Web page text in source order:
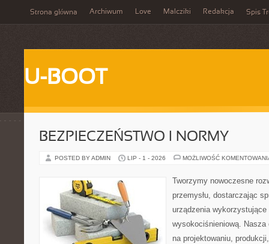
Strona główna Archiwum Love Malcziki Redakcja Spis
U-BOOT
BEZPIECZEŃSTWO I NORMY
POSTED BY ADMIN LIP - 1 - 2026 MOŻLIWOŚĆ
Tworzymy nowoczesne
przemysłu, dostarczając
urządzenia wykorzystujące
wysokociśnieniową. Nasza
na projektowaniu,